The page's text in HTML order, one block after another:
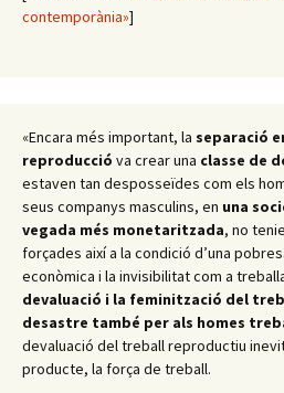
contemporània»]
«Encara més important, la separació
reproducció va crear una classe de
estaven tan desposseïdes com els
seus companys masculins, en una
vegada més monetaritzada, no
forçades així a la condició d’una
econòmica i la invisibilitat com a
devaluació i la feminització del
desastre també per als homes
devaluació del treball reproductiu
producte, la força de treball.